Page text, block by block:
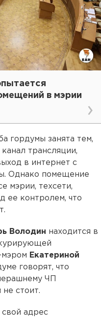
в мэрии
гордумы занята тем,
трансляции,
в интернет с
Однако помещение
мэрии, техсети,
ее контролем, что
Володин находится в
мэром Екатериной
говорят, что
ЧП
стоит.
адрес